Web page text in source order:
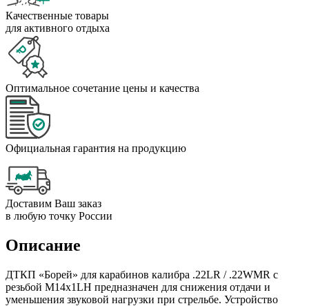
Качественные товары
для активного отдыха
Оптимальное сочетание цены и качества
Официальная гарантия на продукцию
Доставим Ваш заказ
в любую точку России
Описание
ДТКП «Борей» для карабинов калибра .22LR / .22WMR с
резьбой M14x1LH предназначен для снижения отдачи и
уменьшения звуковой нагрузки при стрельбе. Устройство